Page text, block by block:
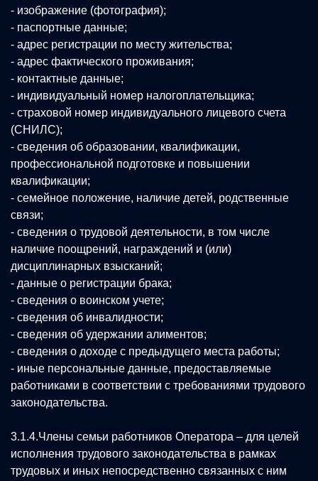
- изображение (фотография);
- паспортные данные;
- адрес регистрации по месту жительства;
- адрес фактического проживания;
- контактные данные;
- индивидуальный номер налогоплательщика;
- страховой номер индивидуального лицевого счета
(СНИЛС);
- сведения об образовании, квалификации,
профессиональной подготовке и повышении
квалификации;
- семейное положение, наличие детей, родственные
связи;
- сведения о трудовой деятельности, в том числе
наличие поощрений, награждений и (или)
дисциплинарных взысканий;
- данные о регистрации брака;
- сведения о воинском учете;
- сведения об инвалидности;
- сведения об удержании алиментов;
- сведения о доходе с предыдущего места работы;
- иные персональные данные, предоставляемые
работниками в соответствии с требованиями трудового
законодательства.
3.1.4.Члены семьи работников Оператора – для целей
исполнения трудового законодательства в рамках
трудовых и иных непосредственно связанных с ним